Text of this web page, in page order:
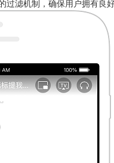
过滤机制，确保用户拥有良好